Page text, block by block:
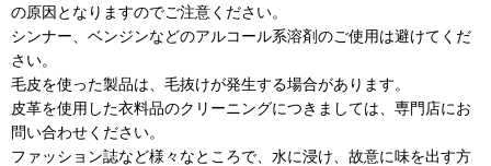
の原因となりますのでご注意ください。
シンナー、ベンジンなどのアルコール系溶剤のご使用は避けてくだ
さい。
毛皮を使った製品は、毛抜けが発生する場合があります。
皮革を使用した衣料品のクリーニングにつきましては、専門店にお
問い合わせください。
ファッション誌など様々なところで、水に浸け、故意に味を出す方